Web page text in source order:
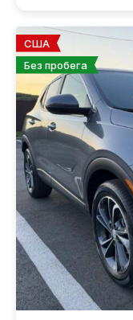
США
Без пробега